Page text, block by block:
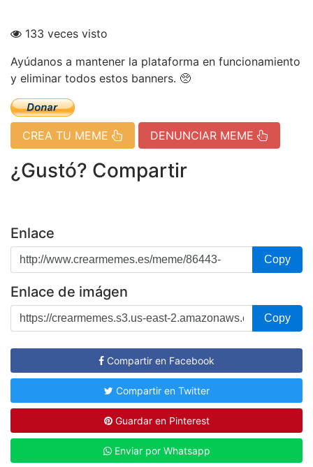
133 veces visto
Ayúdanos a mantener la plataforma en funcionamiento
y eliminar todos estos banners. 🥺
CREA TU MEME DENUNCIAR MEME
¿Gustó? Compartir
Enlace
Copy
Enlace de imágen
Copy
Compartir en Facebook
Compartir en Twitter
Guardar en Pinterest
Enviar por Whatsapp